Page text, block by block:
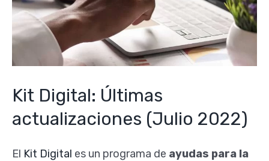
Kit Digital: Últimas
actualizaciones (Julio 2022)
El Kit Digital es un programa de ayudas para la